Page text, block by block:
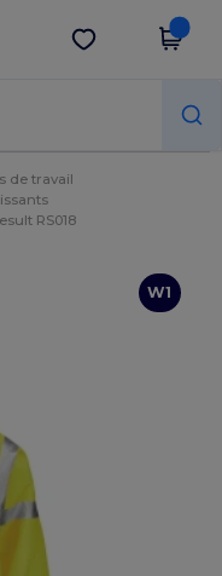
Obtenir l'appli
de travail
RS018
W1